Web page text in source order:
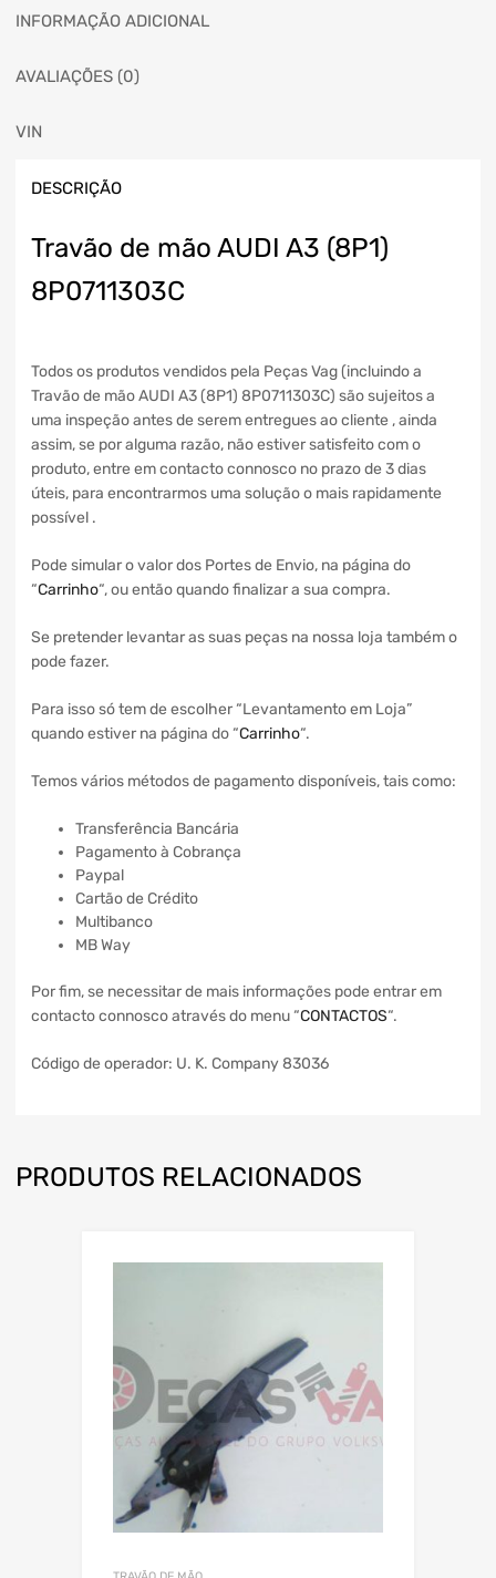
INFORMAÇÃO ADICIONAL
AVALIAÇÕES (0)
VIN
DESCRIÇÃO
Travão de mão AUDI A3 (8P1)
8P0711303C
Todos os produtos vendidos pela Peças Vag (incluindo a
Travão de mão AUDI A3 (8P1) 8P0711303C) são sujeitos a
uma inspeção antes de serem entregues ao cliente , ainda
assim, se por alguma razão, não estiver satisfeito com o
produto, entre em contacto connosco no prazo de 3 dias
úteis, para encontrarmos uma solução o mais rapidamente
possível .
Pode simular o valor dos Portes de Envio, na página do
“Carrinho“, ou então quando finalizar a sua compra.
Se pretender levantar as suas peças na nossa loja também o
pode fazer.
Para isso só tem de escolher “Levantamento em Loja”
quando estiver na página do “Carrinho“.
Temos vários métodos de pagamento disponíveis, tais como:
Transferência Bancária
Pagamento à Cobrança
Paypal
Cartão de Crédito
Multibanco
MB Way
Por fim, se necessitar de mais informações pode entrar em
contacto connosco através do menu “CONTACTOS“.
Código de operador: U. K. Company 83036
PRODUTOS RELACIONADOS